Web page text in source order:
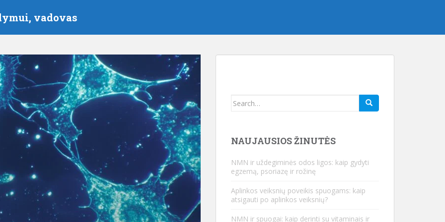
vadovas
Ieškoti:
NAUJAUSIOS ŽINUTĖS
NMN ir uždegiminės odos ligos: kaip gydyti
egzemą, psoriazę ir rožinę
Aplinkos veiksnių poveikis spuogams: kaip
atsigauti po aplinkos veiksnių?
NMN ir spuogai: kaip derinti su vitaminais ir